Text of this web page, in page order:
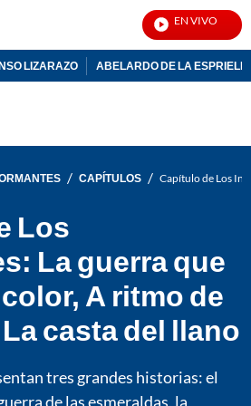
EN VIVO
LIZARAZO ABELARDO DE LA
/ CAPÍTULOS / Capítulo de Los
Los
La guerra que
A ritmo de
casta del llano
tres grandes historias: el
de las esmeraldas, la